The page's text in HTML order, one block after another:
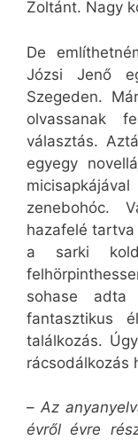
Zoltánt. Nagy
De
Józsi Jenő
Szegeden.
olvassanak
választás.
egyegy
zenebohóc.
hazafelé
a sarki
sohase adta
fantasztikus
találkozás.
rácsodálkozás
–Az
évről évre